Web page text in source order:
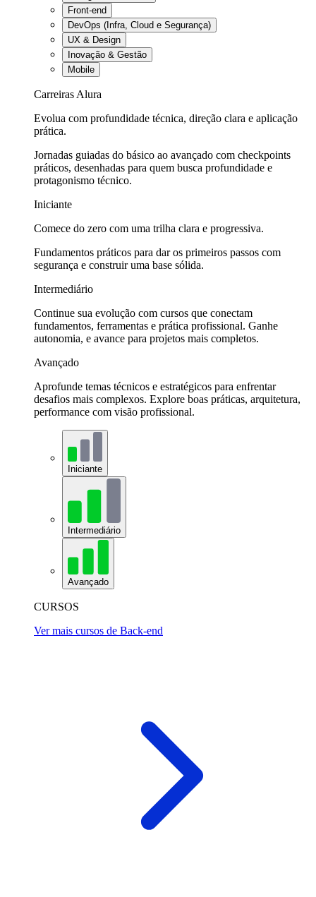
Front-end
DevOps (Infra, Cloud e Segurança)
UX & Design
Inovação & Gestão
Mobile
Carreiras Alura
Evolua com profundidade técnica, direção clara e aplicação
prática.
Jornadas guiadas do básico ao avançado com checkpoints
práticos, desenhadas para quem busca profundidade e
protagonismo técnico.
Iniciante
Comece do zero com uma trilha clara e progressiva.
Fundamentos práticos para dar os primeiros passos com
segurança e construir uma base sólida.
Intermediário
Continue sua evolução com cursos que conectam
fundamentos, ferramentas e prática profissional. Ganhe
autonomia, e avance para projetos mais completos.
Avançado
Aprofunde temas técnicos e estratégicos para enfrentar
desafios mais complexos. Explore boas práticas, arquitetura,
performance com visão profissional.
Iniciante
Intermediário
Avançado
CURSOS
Ver mais cursos de Back-end